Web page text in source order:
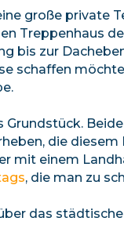
große private
Treppenhaus
bis zur
schaffen
Grundstück.
die
mit einem
, die man zu
das